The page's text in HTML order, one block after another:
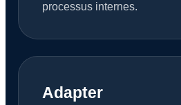
processus internes.
Adapter